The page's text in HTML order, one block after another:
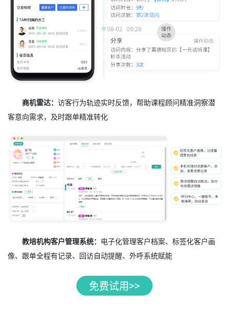
商机雷达：访客行为轨迹实时反馈，帮助课程顾问精准洞察潜
客意向需求，及时跟单精准转化
教培机构客户管理系统： 电子化管理客户档案、标签化客户画
像、跟单全程有记录、回访自动提醒、外呼系统赋能